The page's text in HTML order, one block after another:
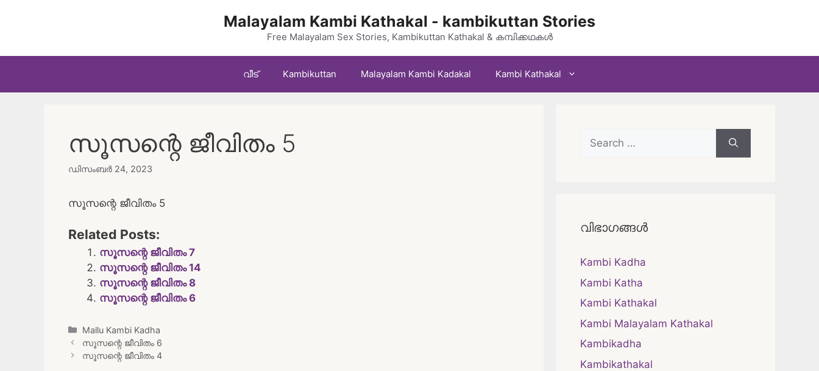
Malayalam Kambi Kathakal - kambikuttan Stories
Free Malayalam Sex Stories, Kambikuttan Kathakal & കമ്പിക്കഥകൾ
വീട് Kambikuttan Malayalam Kambi Kadakal Kambi Kathakal
സൂസന്റെ ജീവിതം 5
ഡിസംബർ 24, 2023
സൂസന്റെ ജീവിതം 5
Related Posts:
സൂസന്റെ ജീവിതം 7
സൂസന്റെ ജീവിതം 14
സൂസന്റെ ജീവിതം 8
സൂസന്റെ ജീവിതം 6
Categories
Mallu Kambi Kadha
Post
navigation
സൂസന്റെ ജീവിതം 6
സൂസന്റെ ജീവിതം 4
Search
for:
വിഭാഗങ്ങൾ
Kambi Kadha
Kambi Katha
Kambi Kathakal
Kambi Malayalam Kathakal
Kambikadha
Kambikathakal